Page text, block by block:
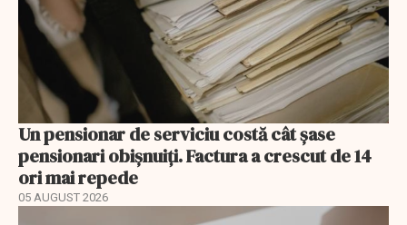
Un pensionar de serviciu costă cât șase
pensionari obișnuiți. Factura a crescut de 14
ori mai repede
05 AUGUST 2026